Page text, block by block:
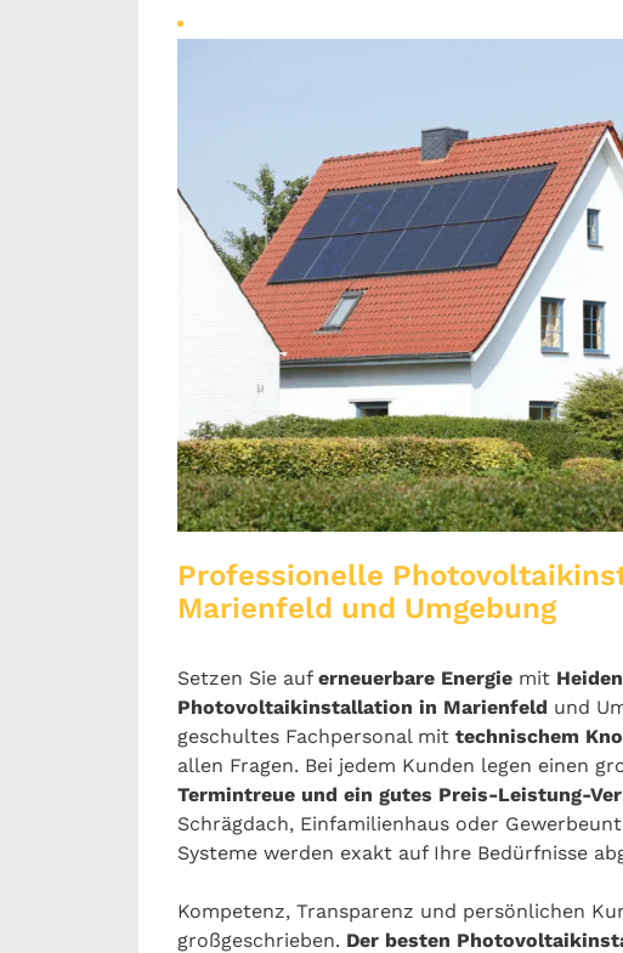
Professionelle
Marienfeld und Umgebung
Setzen Sie auf erneuerbare Energie mit
Photovoltaikinstallation in Marienfeld und
geschultes Fachpersonal mit technischem
allen Fragen. Bei jedem Kunden legen einen
Termintreue und ein gutes Preis-Leistung-
Schrägdach, Einfamilienhaus oder
Systeme werden exakt auf Ihre Bedürfnisse
Kompetenz, Transparenz und persönlichen
großgeschrieben. Der besten